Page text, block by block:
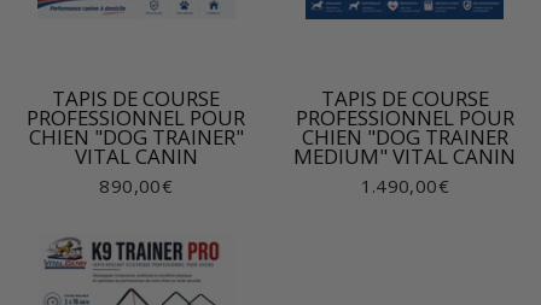
TAPIS DE COURSE
PROFESSIONNEL POUR
CHIEN "DOG TRAINER"
VITAL CANIN
890,00€
TAPIS DE COURSE
PROFESSIONNEL POUR
CHIEN "DOG TRAINER
MEDIUM" VITAL CANIN
1.490,00€